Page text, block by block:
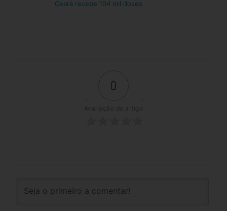
Ceará recebe 104 mil doses
0
Avaliação do artigo